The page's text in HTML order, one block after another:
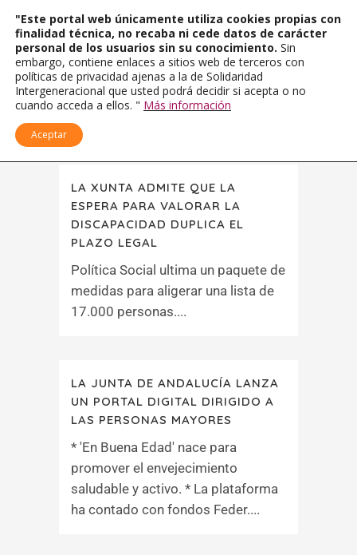
LA XUNTA ADMITE QUE LA
ESPERA PARA VALORAR LA
DISCAPACIDAD DUPLICA EL
PLAZO LEGAL
Política Social ultima un paquete de
medidas para aligerar una lista de
17.000 personas....
LA JUNTA DE ANDALUCÍA LANZA
UN PORTAL DIGITAL DIRIGIDO A
LAS PERSONAS MAYORES
* 'En Buena Edad' nace para
promover el envejecimiento
saludable y activo. * La plataforma
ha contado con fondos Feder....
"Este portal web únicamente utiliza cookies propias con
finalidad técnica, no recaba ni cede datos de carácter
personal de los usuarios sin su conocimiento. Sin
embargo, contiene enlaces a sitios web de terceros con
políticas de privacidad ajenas a la de Solidaridad
Intergeneracional que usted podrá decidir si acepta o no
cuando acceda a ellos. " Más información
Aceptar